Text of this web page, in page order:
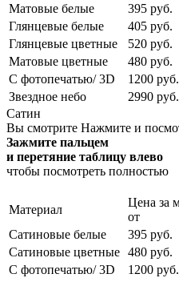
Матовые белые
395 руб.
Глянцевые белые
405 руб.
Глянцевые цветные
520 руб.
Матовые цветные
480 руб.
С фотопечатью/ 3D
1200 руб.
Звездное небо
2990 руб.
Сатин
Вы смотрите Нажмите и
Зажмите пальцем
и перетяние таблицу влево
чтобы посмотреть полностью
Материал
Цена за
от
Сатиновые белые
395 руб.
Сатиновые цветные 480 руб.
С фотопечатью/ 3D
1200 руб.